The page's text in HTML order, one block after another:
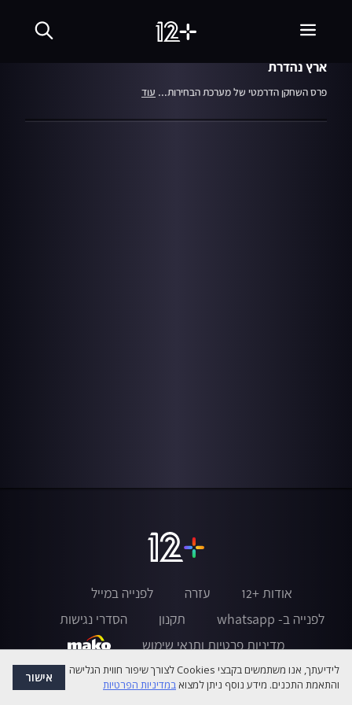
12.02.20
אוסקר בחירות 2020
ארץ נהדרת
פרס השחקן הדרמטי של מערכת הבחירות... עוד
אודות +12 עזרה
לפנייה במייל
לפנייה ב- whatsapp
תקנון
הסדרי נגישות
מדיניות פרטיות ותנאי שימוש
לידיעתך, אנו משתמשים בקבצי Cookies לצורך שיפור חווית הגלישה
והתאמת התכנים. מידע נוסף ניתן למצואבמדיניות הפרטיות אישור